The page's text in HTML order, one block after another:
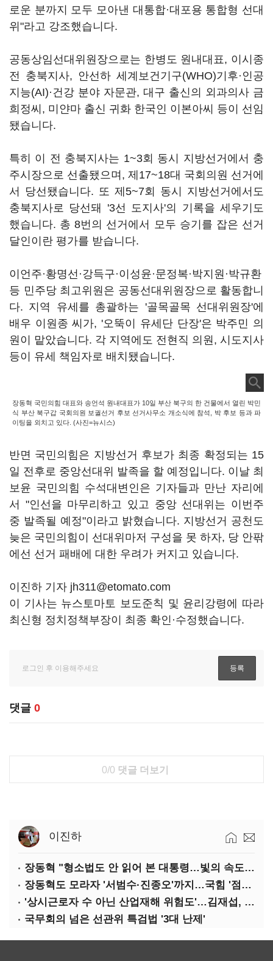
로운 분까지 모두 모아낸 대통합·대포용 통합형 선대
위"라고 강조했습니다.
공동상임선대위원장으로는 한병도 원내대표, 이시종
전 충북지사, 안선하 세계보건기구(WHO)기후·인공
지능(AI)·건강 분야 자문관, 대구 출신의 외과의사 금
희정씨, 미얀마 출신 귀화 한국인 이본아씨 등이 선임
됐습니다.
특히 이 전 충북지사는 1~3회 동시 지방선거에서 충
주시장으로 선출됐으며, 제17~18대 국회의원 선거에
서 당선됐습니다. 또 제5~7회 동시 지방선거에서도
충북지사로 당선돼 '3선 도지사'의 기록을 세우기도
했습니다. 총 8번의 선거에서 모두 승기를 잡은 선거
달인이란 평가를 받습니다.
이언주·황명선·강득구·이성윤·문정복·박지원·박규환
등 민주당 최고위원은 공동선대위원장으로 활동합니
다. 지역 유세를 총괄하는 '골목골목 선대위원장'에
배우 이원종 씨가, '오뚝이 유세단 단장'은 박주민 의
원이 맡았습니다. 각 지역에도 전현직 의원, 시도지사
등이 유세 책임자로 배치됐습니다.
장동혁 국민의힘 대표와 송언석 원내대표가 10일 부산 북구의 한 건물에서 열린 박민
식 부산 북구갑 국회의원 보궐선거 후보 선거사무소 개소식에 참석, 박 후보 등과 파
이팅을 외치고 있다. (사진=뉴시스)
반면 국민의힘은 지방선거 후보가 최종 확정되는 15
일 전후로 중앙선대위 발족을 할 예정입니다. 이날 최
보윤 국민의힘 수석대변인은 기자들과 만난 자리에
서 "인선을 마무리하고 있고 중앙 선대위는 이번주
중 발족될 예정"이라고 밝혔습니다. 지방선거 공천도
늦은 국민의힘이 선대위마저 구성을 못 하자, 당 안팎
에선 선거 패배에 대한 우려가 커지고 있습니다.
이진하 기자 jh311@etomato.com
이 기사는 뉴스토마토 보도준칙 및 윤리강령에 따라
최신형 정치정책부장이 최종 확인·수정했습니다.
댓글 0
0/0 댓글 더보기
이진하
장동혁 "형소법도 안 읽어 본 대통령…빛의 속도로 무너질 것"
장동혁도 모라자 '서범수·진종오'까지…국힘 '점입가경'
'상시근로자 수 아닌 산업재해 위험도'…김재섭, 산재예방 지원기준 손질
국무회의 넘은 선관위 특검법 '3대 난제'